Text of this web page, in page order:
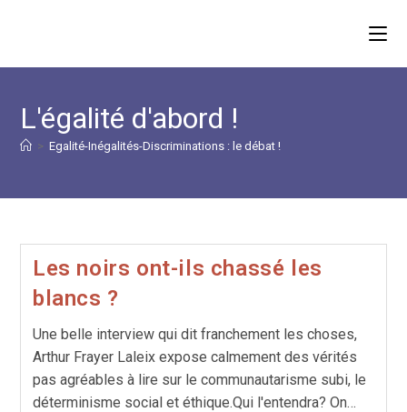
L'égalité d'abord !
> Egalité-Inégalités-Discriminations : le débat !
Les noirs ont-ils chassé les
blancs ?
Une belle interview qui dit franchement les choses,
Arthur Frayer Laleix expose calmement des vérités
pas agréables à lire sur le communautarisme subi, le
déterminisme social et éthique.Qui l'entendra? On…